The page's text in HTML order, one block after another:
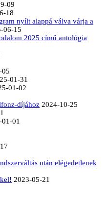
09
18
nyílt alappá válva várja a
06-15
2025 című antológia
05
01-31
01-02
díjához 2024-10-25
01
után elégedetlenek
2023-05-21